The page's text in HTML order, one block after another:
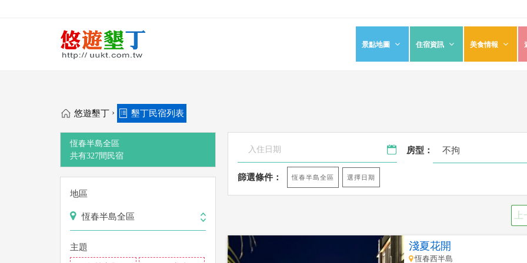
景點地圖 住宿資訊 美食情報
悠遊墾丁 › 墾丁民宿列表
恆春半島全區
共有327間 民宿
地區
恆春半島全區
主題
房型： 不拘
篩選條件： 恆春半島全區 選擇日期
淺夏花開
恆春西半島